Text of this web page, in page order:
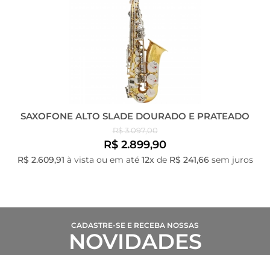
SAXOFONE ALTO SLADE DOURADO E PRATEADO
R$ 3.097,00
R$ 2.899,90
R$ 2.609,91 à vista ou em até 12xde R$ 241,66sem juros
CADASTRE-SE E RECEBA NOSSAS
NOVIDADES